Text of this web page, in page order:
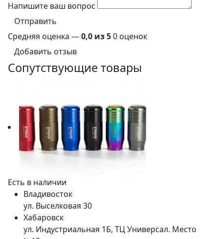
Напишите ваш вопрос
Отправить
Средняя оценка —0,0 из 50 оценок
Добавить отзыв
Сопутствующие товары
Есть в наличии
Владивосток
ул. Выселковая 30
Хабаровск
ул. Индустриальная 1Б, ТЦ Универсал. Место